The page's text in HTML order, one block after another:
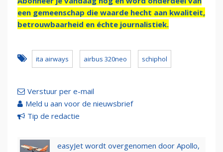
een gemeenschap die waarde hecht aan kwaliteit,
betrouwbaarheid en échte journalistiek.
ita airways airbus 320neo schiphol
Verstuur per e-mail
Meld u aan voor de nieuwsbrief
Tip de redactie
easyJet wordt overgenomen door Apollo,